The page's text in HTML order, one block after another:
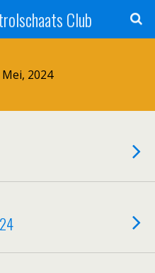
Club
2024